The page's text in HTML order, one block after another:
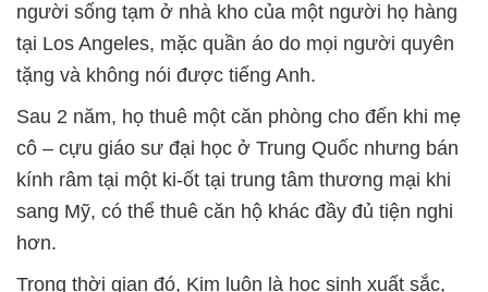
người sống tạm ở nhà kho của một người họ hàng
tại Los Angeles, mặc quần áo do mọi người quyên
tặng và không nói được tiếng Anh.
Sau 2 năm, họ thuê một căn phòng cho đến khi mẹ
cô – cựu giáo sư đại học ở Trung Quốc nhưng bán
kính râm tại một ki-ốt tại trung tâm thương mại khi
sang Mỹ, có thể thuê căn hộ khác đầy đủ tiện nghi
hơn.
Trong thời gian đó, Kim luôn là học sinh xuất sắc,